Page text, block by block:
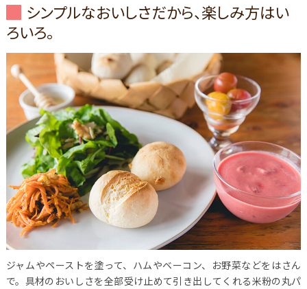
シンプルなおいしさだから、楽しみ方はい
ろいろ。
ジャムやペーストを塗って、ハムやベーコン、お野菜などをはさん
で。具材のおいしさを全部受け止めて引き出してくれる米粉の丸パ